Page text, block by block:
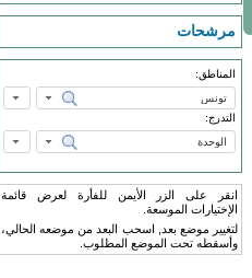
مرشحات
المناطق:
التدرج:
انقر على الزر الأيمن للفأرة لعرض قائمة
الإختيارات الموسعة.
لتغيير موضع بعد, اسحب البعد من موضعه الحالي،
وأسقطه تحت الموضع المطلوب.